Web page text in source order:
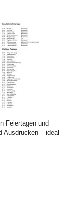
Feiertagen und
Ausdrucken – ideal